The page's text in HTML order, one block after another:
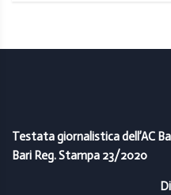
Testata giornalistica dell’AC
Bari Reg. Stampa 23/2020